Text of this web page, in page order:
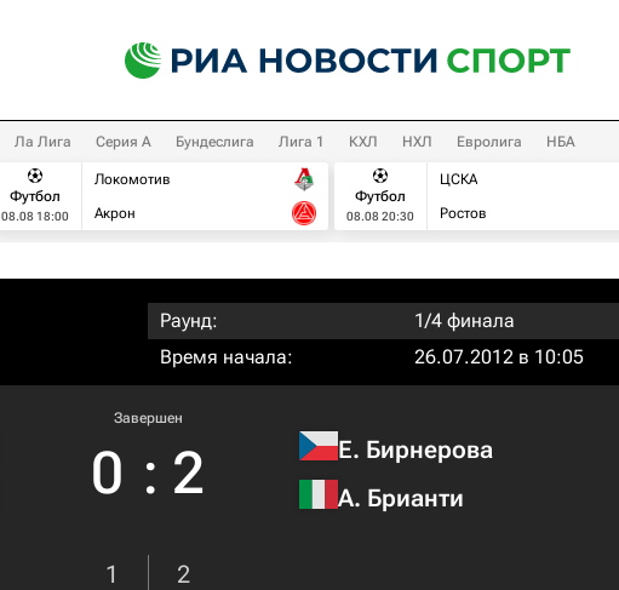
Ла Лига Серия А Бундеслига Лига 1 КХЛ НХЛ Евролига НБА
Футбол
08.08 18:00
Локомотив
Акрон
Футбол
08.08 20:30
ЦСКА
Ростов
Раунд:
1/4 финала
Время начала:
26.07.2012 в 10:05
Завершен
0 : 2
Е. Бирнерова
А. Брианти
1
2